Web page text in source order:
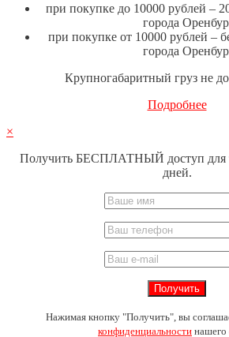
при покупке до 10000 рублей –
города
при покупке от 10000 рублей –
города
Крупногабаритный груз не
Подробнее
×
Получить БЕСПЛАТНЫЙ доступ для
дней.
Нажимая кнопку "Получить", вы
конфиденциальности нашего